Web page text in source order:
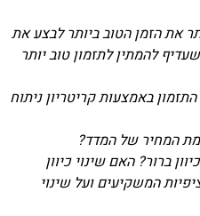
את הזמן הטוב ביותר לבצע את
להמתין לתזמון טוב יותר
באמצעות קריטריון ניתוח
המחיר של המדד?
ברור? האם שינוי כיוון
המשקיעים ועל שינוי